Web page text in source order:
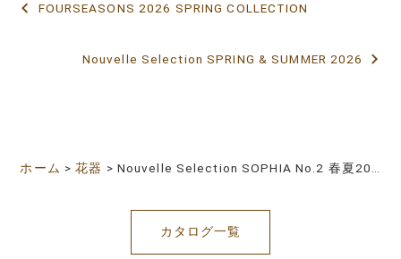
投
ー
FOURSEASONS 2026 SPRING COLLECTION
Nouvelle Selection SPRING & SUMMER 2026
ホーム >花器 > Nouvelle Selection SOPHIA No.2 春夏2026
カタログ一覧